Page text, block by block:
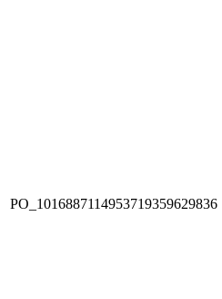
PO_1016887114953719359629836